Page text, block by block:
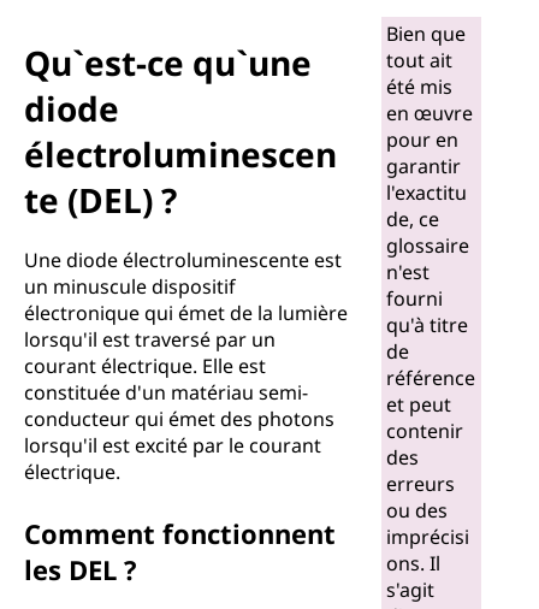
Qu`est-ce qu`une
diode
électroluminescen
te (DEL) ?
Une diode électroluminescente est
un minuscule dispositif
électronique qui émet de la lumière
lorsqu'il est traversé par un
courant électrique. Elle est
constituée d'un matériau semi-
conducteur qui émet des photons
lorsqu'il est excité par le courant
électrique.
Comment fonctionnent
les DEL ?
Bien que
tout ait
été mis
en œuvre
pour en
garantir
l'exactitu
de, ce
glossaire
n'est
fourni
qu'à titre
de
référence
et peut
contenir
des
erreurs
ou des
imprécisi
ons. Il
s'agit